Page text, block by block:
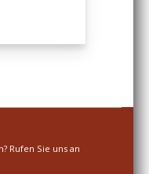
Rufen Sie uns an